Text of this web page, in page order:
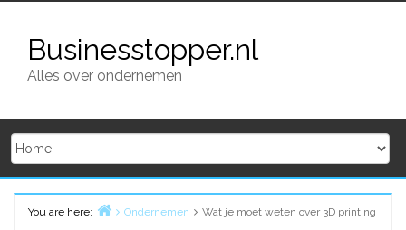
contentBusinesstopper.nl
Alles over ondernemen
You are here:
Ondernemen Wat je moet weten over 3D printing